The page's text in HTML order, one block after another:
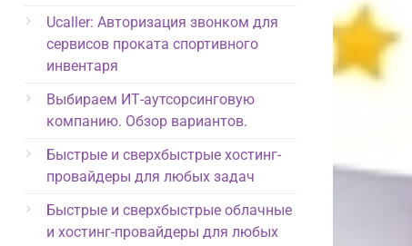
Ucaller: Авторизация звонком для
сервисов проката спортивного
инвентаря
Выбираем ИТ-аутсорсинговую
компанию. Обзор вариантов.
Быстрые и сверхбыстрые хостинг-
провайдеры для любых задач
Быстрые и сверхбыстрые облачные
и хостинг-провайдеры для любых